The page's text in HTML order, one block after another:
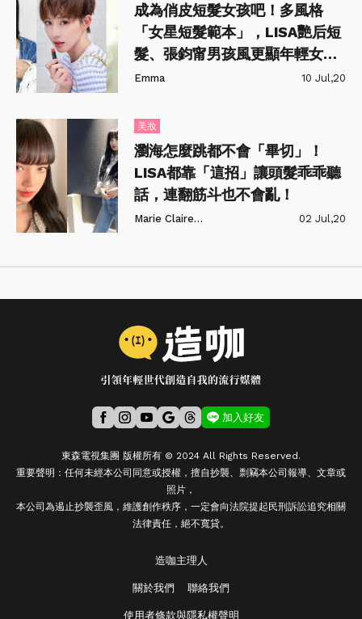
成為俏皮短髮女孩吧！多風格
「女星短髮範本」，LISA艷后短
髮、張鈞甯男孩風更顯年輕女人
味！
Emma 10 Jul,20
美妝
瀏海怎麼跳都不會「畢切」！
LISA都靠「這招」讓頭髮乖乖聽
話，連翻筋斗也不會亂！
Marie Claire美麗佳人 02 Jul,20
加入好友
造咖主理人
關於我們 聯絡我們
使用者條款與隱私權聲明
東森電視集團 版權所有 © 2024 All Rights Reserved.
重要聲明：任何未經本公司同意或授權，擅自抄襲、剽竊本公司報導、文章或
照片，
本公司為遏止抄襲歪風，維護創作秩序，一定會向法院提起民刑訴訟追究相關
法律責任，絕不寬貸。